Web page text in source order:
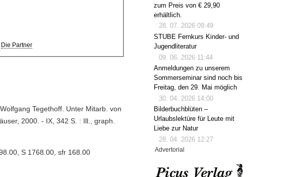
Die Partner
Tegethoff. Unter Mitarb. von
2000. - IX, 342 S. : Ill., graph.
S 1768.00, sfr 168.00
zum Preis von € 29,90
erhältlich.
28. 07. 2026 09:49
STUBE Fernkurs Kinder- und
Jugendliteratur
09. 06. 2026 11:44
Anmeldungen zu unserem
Sommerseminar sind noch bis
Freitag, den 29. Mai möglich
30. 04. 2026 14:00
Bilderbuchblüten –
Urlaubslektüre für Leute mit
Liebe zur Natur
28. 04. 2026 12:27
Advertorial